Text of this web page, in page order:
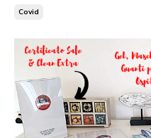
Covid